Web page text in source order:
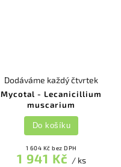
Mycotal - Lecanicillium
muscarium
Dodáváme každý čtvrtek
1 604 Kč bez DPH
1 941 Kč / ks
Do košíku